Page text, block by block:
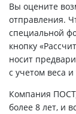
Вы оцените
отправления.
специальной
кнопку
носит
с учетом веса
Компания
более 8 лет, и